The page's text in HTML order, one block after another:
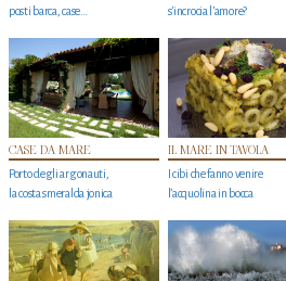
posti barca, case…
s'incrocia l’amore?
CASE DA MARE
Porto degli argonauti,
la costa smeralda jonica
IL MARE IN TAVOLA
I cibi che fanno venire
l’acquolina in bocca